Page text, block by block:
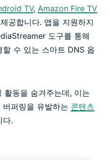
TV, Amazon Fire TV
공합니다. 앱을 지원하지
도구를 통해
수 있는 스마트 DNS 옵
활동을 숨겨주는데, 이는
퍼링을 유발하는 콘텐츠
다.